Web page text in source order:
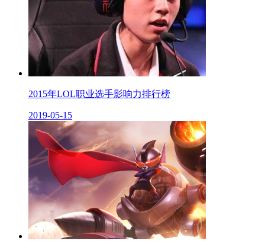
2015年LOL职业选手影响力排行榜
2019-05-15